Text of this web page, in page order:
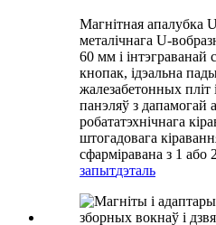
Магнітная апалубка
металічнага U-
60 мм і інтэграванай
кнопак, ідэальна
жалезабетонных
панэляў з дапамогай
робататэхнічнага
штогадовага
сфарміравана з 1 або
запытдэталь